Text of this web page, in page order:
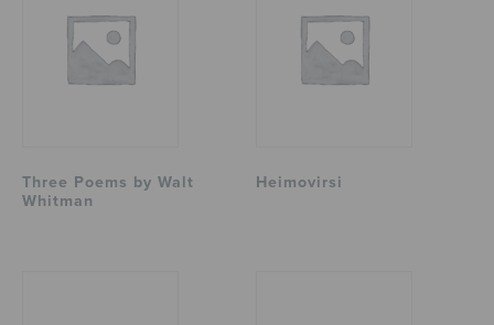
Three Poems by Walt
Whitman
Heimovirsi